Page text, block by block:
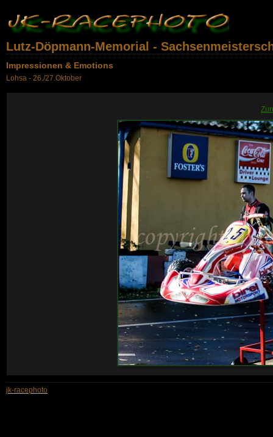
Lutz-Döpmann-Memorial -
Impressionen & Emotions
Lohsa - 26./27.Oktober
jk-racephoto